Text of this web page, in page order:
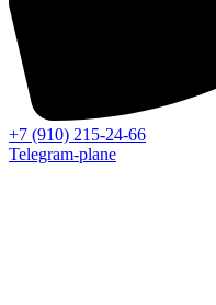
+7 (910) 215-24-66
Telegram-plane